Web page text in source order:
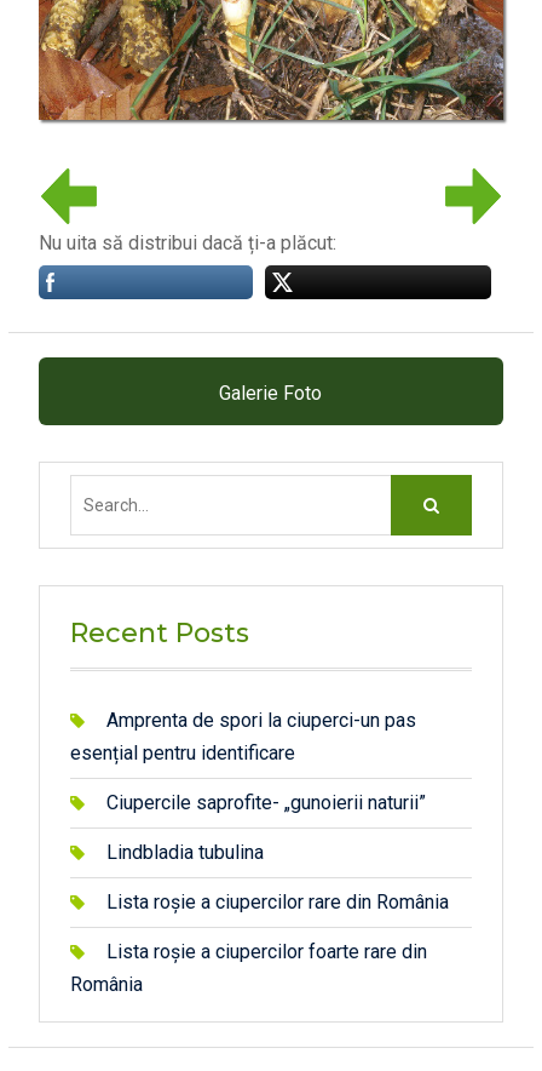
Nu uita să distribui dacă ți-a plăcut:
Galerie Foto
Recent Posts
Amprenta de spori la ciuperci-un pas
esențial pentru identificare
Ciupercile saprofite- „gunoierii naturii”
Lindbladia tubulina
Lista roșie a ciupercilor rare din România
Lista roșie a ciupercilor foarte rare din
România